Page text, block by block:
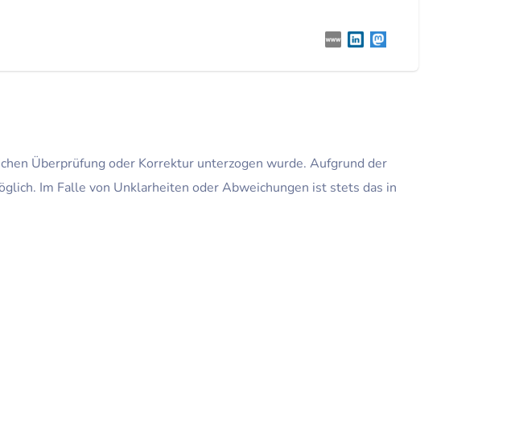
Überprüfung oder Korrektur unterzogen wurde. Aufgrund der
Im Falle von Unklarheiten oder Abweichungen ist stets das in